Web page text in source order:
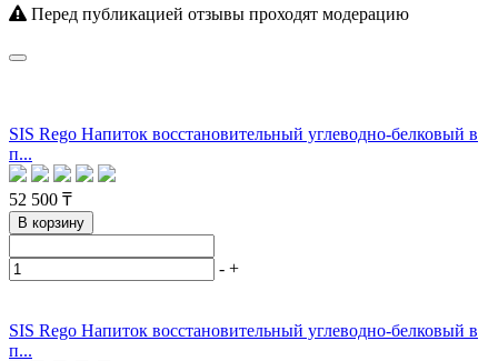
Перед публикацией отзывы проходят модерацию
SIS Rego Напиток восстановительный углеводно-белковый в
п...
52 500 ₸
В корзину
- +
SIS Rego Напиток восстановительный углеводно-белковый в
п...